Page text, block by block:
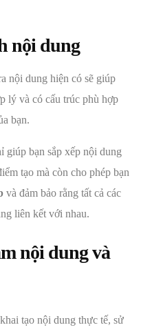
nội dung
nội dung hiện có sẽ giúp
lý và có cấu trúc phù hợp
bạn.
giúp bạn sắp xếp nội dung
tạo mà còn cho phép bạn
và đảm bảo rằng tất cả các
liên kết với nhau.
nội dung và
tạo nội dung thực tế, sử